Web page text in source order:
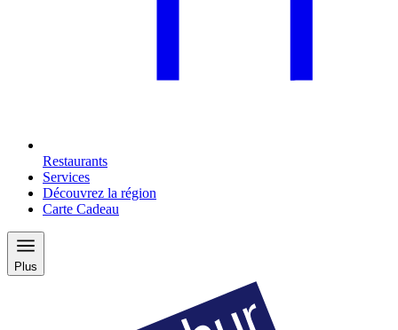
Restaurants
Services
Découvrez la région
Carte Cadeau
Plus